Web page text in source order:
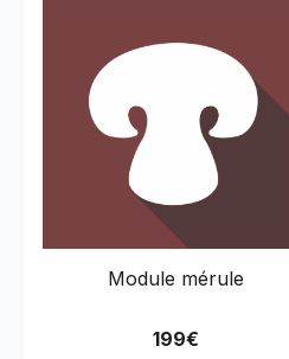
Module mérule
199€